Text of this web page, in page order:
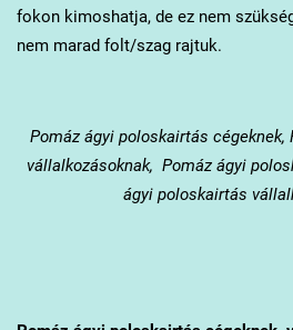
fokon kimoshatja, de ez nem
nem marad folt/szag rajtuk.
Pomázágyi poloskairtás cégeknek,
vállalkozásoknak, Pomáz ágyi
ágyi poloskairtás